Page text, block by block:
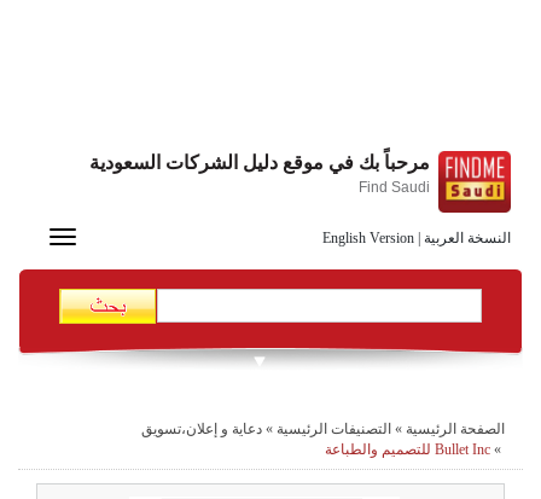
النسخة العربية English Version
مرحباً بك في موقع دليل الشركات السعودية
Find Saudi
Toggle
الصفحة الرئيسية » التصنيفات الرئيسية » دعاية و إعلان،تسويق
» Bullet Inc للتصميم والطباعة